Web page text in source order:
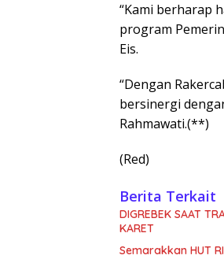
“Kami berharap
program
Eis.
“Dengan
bersinergi
Rahmawati.(**)
(Red)
Berita Terkait
DIGREBEK SAAT
KARET
Semarakkan HUT